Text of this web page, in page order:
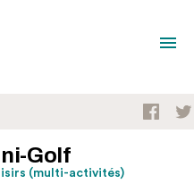
Golf
(multi-activités)